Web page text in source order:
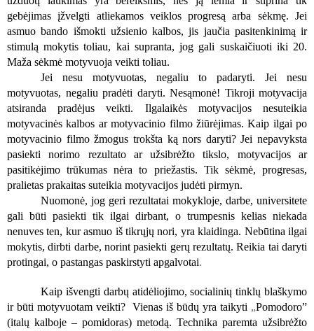
gebėjimas įžvelgti atliekamos veiklos progresą arba sėkmę. Jei
asmuo bando išmokti užsienio kalbos, jis jaučia pasitenkinimą ir
stimulą mokytis toliau, kai supranta, jog gali suskaičiuoti iki 20.
Maža sėkmė motyvuoja veikti toliau.
Jei nesu motyvuotas, negaliu to padaryti. Jei nesu
motyvuotas, negaliu pradėti daryti. Nesąmonė! Tikroji motyvacija
atsiranda pradėjus veikti. Ilgalaikės motyvacijos nesuteikia
motyvacinės kalbos ar motyvacinio filmo žiūrėjimas. Kaip ilgai po
motyvacinio filmo žmogus trokšta ką nors daryti? Jei nepavyksta
pasiekti norimo rezultato ar užsibrėžto tikslo, motyvacijos ar
pasitikėjimo trūkumas nėra to priežastis. Tik sėkmė, progresas,
pralietas prakaitas suteikia motyvacijos judėti pirmyn.
Nuomonė, jog geri rezultatai mokykloje, darbe, universitete
gali būti pasiekti tik ilgai dirbant, o trumpesnis kelias niekada
nenuves ten, kur asmuo iš tikrųjų nori, yra klaidinga. Nebūtina ilgai
mokytis, dirbti darbe, norint pasiekti gerų rezultatų. Reikia tai daryti
protingai, o pastangas paskirstyti apgalvotai.
Kaip išvengti darbų atidėliojimo, socialinių tinklų blaškymo
ir būti motyvuotam veikti? Vienas iš būdų yra taikyti „Pomodoro”
(italų kalboje – pomidoras) metodą. Technika paremta užsibrėžto